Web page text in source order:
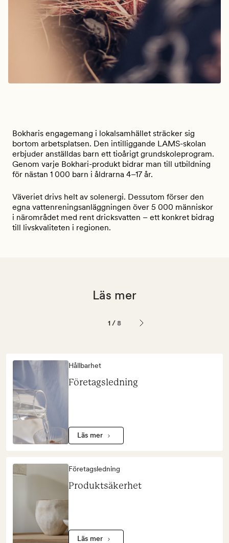
Bokharis engagemang i lokalsamhället sträcker sig
bortom arbetsplatsen. Den intilliggande LAMS-skolan
erbjuder anställdas barn ett tioårigt grundskoleprogram.
Genom varje Bokhari-produkt bidrar man till utbildning
för nästan 1 000 barn i åldrarna 4–17 år.
Väveriet drivs helt av solenergi. Dessutom förser den
egna vattenreningsanläggningen över 5 000 människor
i närområdet med rent dricksvatten – ett konkret bidrag
till livskvaliteten i regionen.
Läs mer
1 /8
Hållbarhet
Företagsledning
Läs mer
Företagsledning
Produktsäkerhet
Läs mer